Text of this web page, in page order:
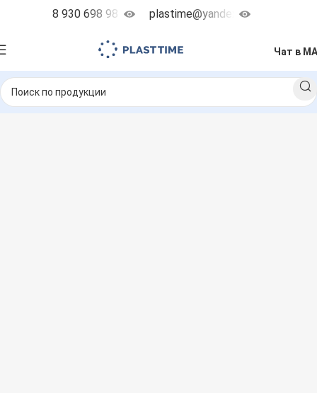
8 930 698 98 38 plastime@yandex.ru
Чат в